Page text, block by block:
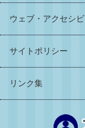
ウェブ・アクセシ
サイトポリシー
リンク集